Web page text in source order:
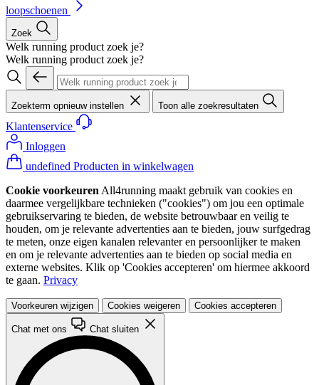
loopschoenen
Zoek
Welk running product zoek je?
Welk running product zoek je?
Zoekterm opnieuw instellen Toon alle zoekresultaten
Klantenservice
Inloggen
undefined Producten in winkelwagen
Cookie voorkeuren All4running maakt gebruik van cookies en
daarmee vergelijkbare technieken ("cookies") om jou een optimale
gebruikservaring te bieden, de website betrouwbaar en veilig te
houden, om je relevante advertenties aan te bieden, jouw surfgedrag
te meten, onze eigen kanalen relevanter en persoonlijker te maken
en om je relevante advertenties aan te bieden op social media en
externe websites. Klik op 'Cookies accepteren' om hiermee akkoord
te gaan. Privacy
Voorkeuren wijzigen Cookies weigeren Cookies accepteren
Chat met ons Chat sluiten